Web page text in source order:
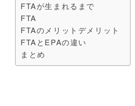
FTAが生まれるまで
FTA
FTAのメリットデメリット
FTAとEPAの違い
まとめ